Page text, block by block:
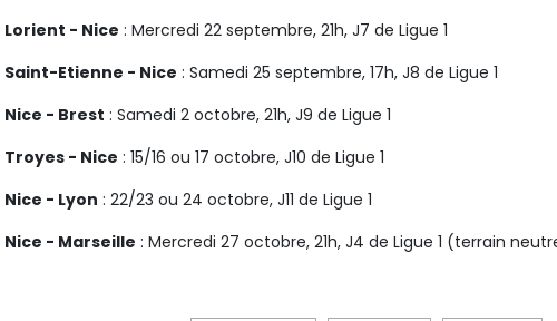
Lorient - Nice : Mercredi 22 septembre, 21h, J7 de Ligue 1
Saint-Etienne - Nice : Samedi 25 septembre, 17h, J8 de Ligue 1
Nice - Brest : Samedi 2 octobre, 21h, J9 de Ligue 1
Troyes - Nice : 15/16 ou 17 octobre, J10 de Ligue 1
Nice - Lyon : 22/23 ou 24 octobre, J11 de Ligue 1
Nice - Marseille : Mercredi 27 octobre, 21h, J4 de Ligue 1 (terrain